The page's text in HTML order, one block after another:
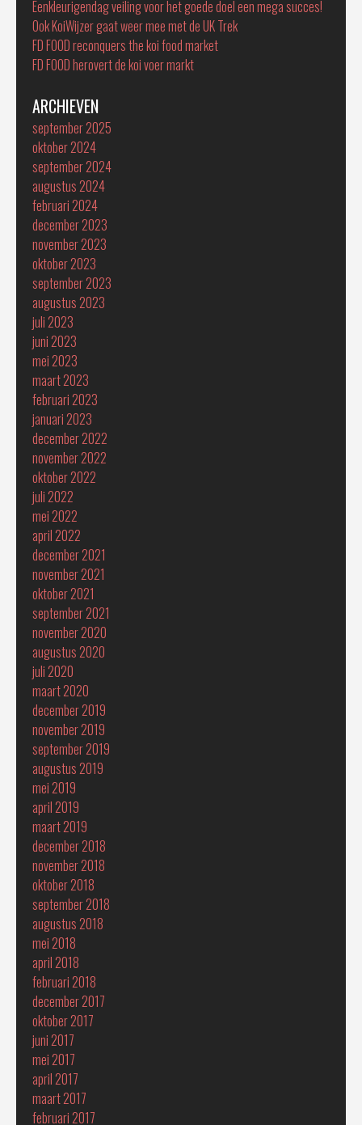
Eenkleurigendag veiling voor het goede doel een mega succes!
Ook KoiWijzer gaat weer mee met de UK Trek
FD FOOD reconquers the koi food market
FD FOOD herovert de koi voer markt
ARCHIEVEN
september 2025
oktober 2024
september 2024
augustus 2024
februari 2024
december 2023
november 2023
oktober 2023
september 2023
augustus 2023
juli 2023
juni 2023
mei 2023
maart 2023
februari 2023
januari 2023
december 2022
november 2022
oktober 2022
juli 2022
mei 2022
april 2022
december 2021
november 2021
oktober 2021
september 2021
november 2020
augustus 2020
juli 2020
maart 2020
december 2019
november 2019
september 2019
augustus 2019
mei 2019
april 2019
maart 2019
december 2018
november 2018
oktober 2018
september 2018
augustus 2018
mei 2018
april 2018
februari 2018
december 2017
oktober 2017
juni 2017
mei 2017
april 2017
maart 2017
februari 2017